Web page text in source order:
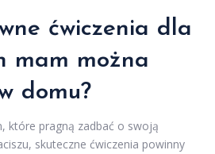
ćwiczenia dla
mam można
domu?
które pragną zadbać o swoją
skuteczne ćwiczenia powinny